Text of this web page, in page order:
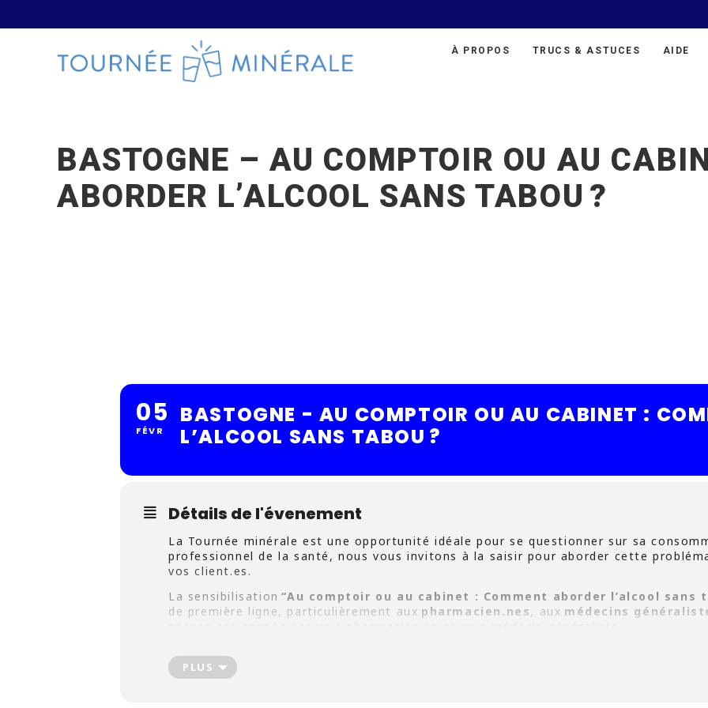
À PROPOS TRUCS & ASTUCES AIDE
BASTOGNE – AU COMPTOIR OU AU
ABORDER L’ALCOOL SANS TABOU ?
05
FÉVR
BASTOGNE - AU COMPTOIR OU AU CABINET :
L’ALCOOL SANS TABOU ?
Détails de l'évenement
La Tournée minérale est une opportunité idéale pour se questionner sur sa
professionnel de la santé, nous vous invitons à la saisir pour aborder cette
vos client.es.
La sensibilisation“Au comptoir ou au cabinet : Comment aborder l’alcool sans
de première ligne, particulièrement aux pharmacien.nes, aux médecins
votre pratique quotidienne ?
PLUS